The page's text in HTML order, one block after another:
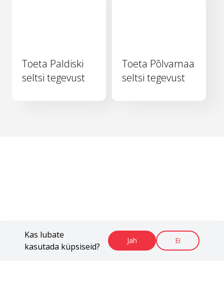
Kas lubate
kasutada küpsiseid?
Jah Ei
Toeta Paldiski
seltsi tegevust
Toeta Põlvamaa
seltsi tegevust